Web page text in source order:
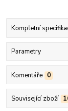
Kompletní
Parametry
Komentáře 0
Související zboží